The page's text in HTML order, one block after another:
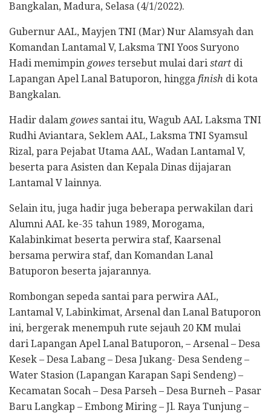
Bangkalan, Madura, Selasa (4/1/2022).
Gubernur AAL, Mayjen TNI (Mar) Nur Alamsyah dan
Komandan Lantamal V, Laksma TNI Yoos Suryono
Hadi memimpin gowes tersebut mulai dari start di
Lapangan Apel Lanal Batuporon, hingga finish di kota
Bangkalan.
Hadir dalam gowes santai itu, Wagub AAL Laksma TNI
Rudhi Aviantara, Seklem AAL, Laksma TNI Syamsul
Rizal, para Pejabat Utama AAL, Wadan Lantamal V,
beserta para Asisten dan Kepala Dinas dijajaran
Lantamal V lainnya.
Selain itu, juga hadir juga beberapa perwakilan dari
Alumni AAL ke-35 tahun 1989, Morogama,
Kalabinkimat beserta perwira staf, Kaarsenal
bersama perwira staf, dan Komandan Lanal
Batuporon beserta jajarannya.
Rombongan sepeda santai para perwira AAL,
Lantamal V, Labinkimat, Arsenal dan Lanal Batuporon
ini, bergerak menempuh rute sejauh 20 KM mulai
dari Lapangan Apel Lanal Batuporon, – Arsenal – Desa
Kesek – Desa Labang – Desa Jukang- Desa Sendeng –
Water Stasion (Lapangan Karapan Sapi Sendeng) –
Kecamatan Socah – Desa Parseh – Desa Burneh – Pasar
Baru Langkap – Embong Miring – Jl. Raya Tunjung –